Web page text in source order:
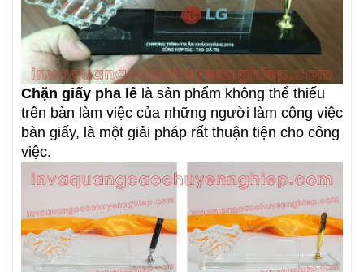
Chặn giấy pha lê là sản phẩm không thể thiếu
trên bàn làm việc của những người làm công việc
bàn giấy, là một giải pháp rất thuận tiện cho công
việc.